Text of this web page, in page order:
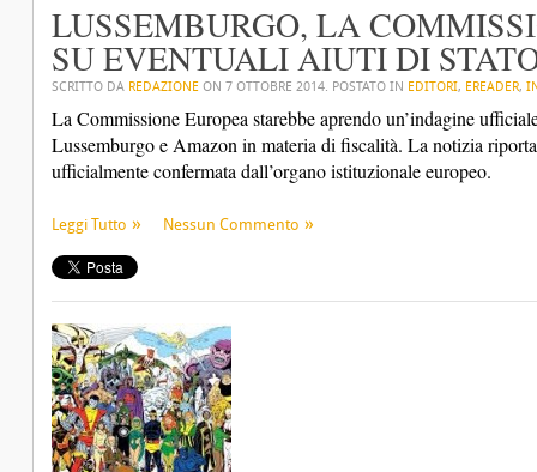
LUSSEMBURGO, LA
SU EVENTUALI AIUTI DI
SCRITTO DA REDAZIONE ON 7 OTTOBRE 2014. POSTATO IN EDITORI, EREADER,
La Commissione Europea starebbe aprendo un’indagine
Lussemburgo e Amazon in materia di fiscalità. La notizia
ufficialmente confermata dall’organo istituzionale europeo.
Leggi Tutto Nessun Commento